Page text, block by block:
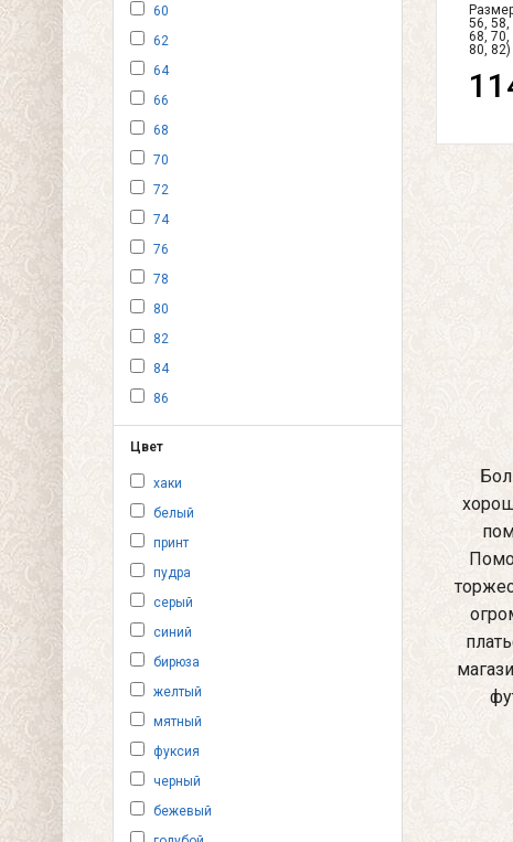
60
62
64
66
68
70
72
74
76
78
80
82
84
86
Цвет
хаки
белый
принт
пудра
серый
синий
бирюза
желтый
мятный
фуксия
черный
бежевый
56, 58,
68, 70,
80, 82)